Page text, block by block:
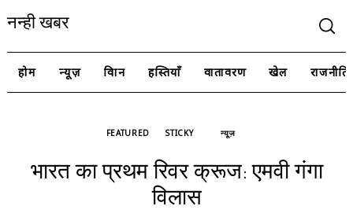
नन्ही खबर
होम न्यूज़ विज्ञान हस्तियाँ वातावरण खेल राजनीति
FEATURED STICKY न्यूज़
भारत का प्रथम रिवर क्रूज: एमवी गंगा
विलास